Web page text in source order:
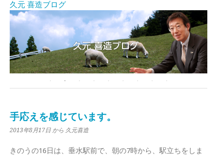
久元 喜造ブログ
手応えを感じています。
2013年8月17日 から 久元喜造
きのうの16日は、垂水駅前で、朝の7時から、駅立ちをしま